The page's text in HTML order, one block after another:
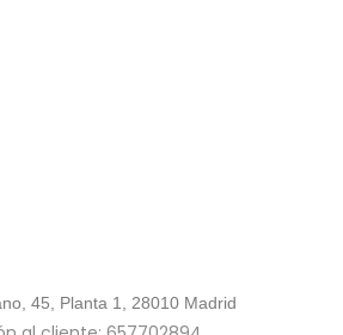
45, Planta 1, 28010 Madrid